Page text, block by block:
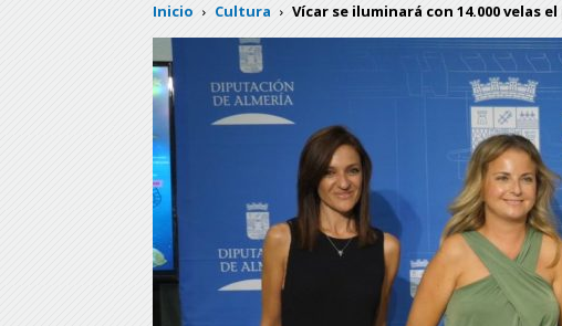
Inicio Cultura Vícar se iluminará con 14.000 velas